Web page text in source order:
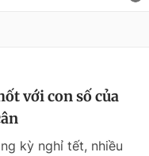
với con số của
kỳ nghỉ tết, nhiều